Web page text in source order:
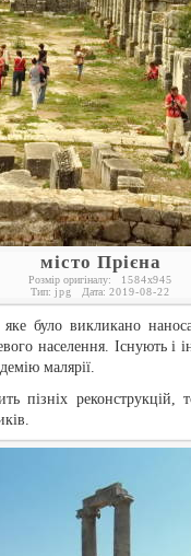
місто Прієна
Розмір оригіналу: 1584x945
Тип: jpg Дата: 2019-08-22
яке було викликано
населення. Існують і
малярії.
пізніх